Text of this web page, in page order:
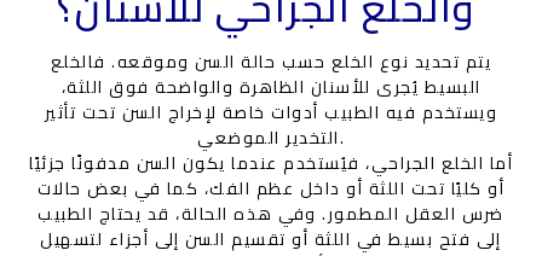
يتم تحديد نوع الخلع حسب حالة السن وموقعه. فالخلع
البسيط يُجرى للأسنان الظاهرة والواضحة فوق اللثة،
ويستخدم فيه الطبيب أدوات خاصة لإخراج السن تحت تأثير
التخدير الموضعي.
أما الخلع الجراحي، فيُستخدم عندما يكون السن مدفونًا جزئيًا
أو كليًا تحت اللثة أو داخل عظم الفك، كما في بعض حالات
ضرس العقل المطمور. وفي هذه الحالة، قد يحتاج الطبيب
إلى فتح بسيط في اللثة أو تقسيم السن إلى أجزاء لتسهيل